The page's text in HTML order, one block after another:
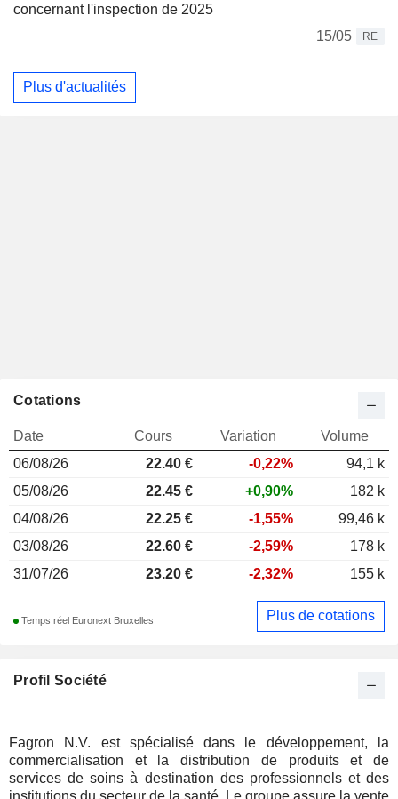
concernant l'inspection de 2025
15/05
RE
Plus d'actualités
Profil Société
Fagron N.V. est spécialisé dans le développement, la
commercialisation et la distribution de produits et de
services de soins à destination des professionnels et des
institutions du secteur de la santé. Le groupe assure la vente
Cotations
Date Cours Variation
Volume
06/08/26
22.40 € -0,22%
94,1 k
05/08/26
22.45 € +0,90%
182 k
04/08/26
22.25 € -1,55%
99,46 k
03/08/26
22.60 € -2,59%
178 k
31/07/26
23.20 € -2,32% 155 k
Temps réel Euronext Bruxelles Plus de cotations